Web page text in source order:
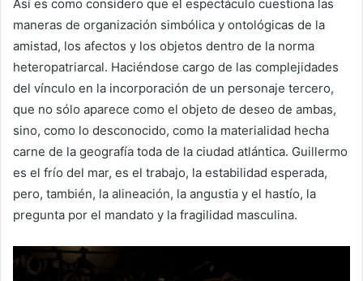
Así es como considero que el espectáculo cuestiona las
maneras de organización simbólica y ontológicas de la
amistad, los afectos y los objetos dentro de la norma
heteropatriarcal. Haciéndose cargo de las complejidades
del vínculo en la incorporación de un personaje tercero,
que no sólo aparece como el objeto de deseo de ambas,
sino, como lo desconocido, como la materialidad hecha
carne de la geografía toda de la ciudad atlántica. Guillermo
es el frío del mar, es el trabajo, la estabilidad esperada,
pero, también, la alineación, la angustia y el hastío, la
pregunta por el mandato y la fragilidad masculina.